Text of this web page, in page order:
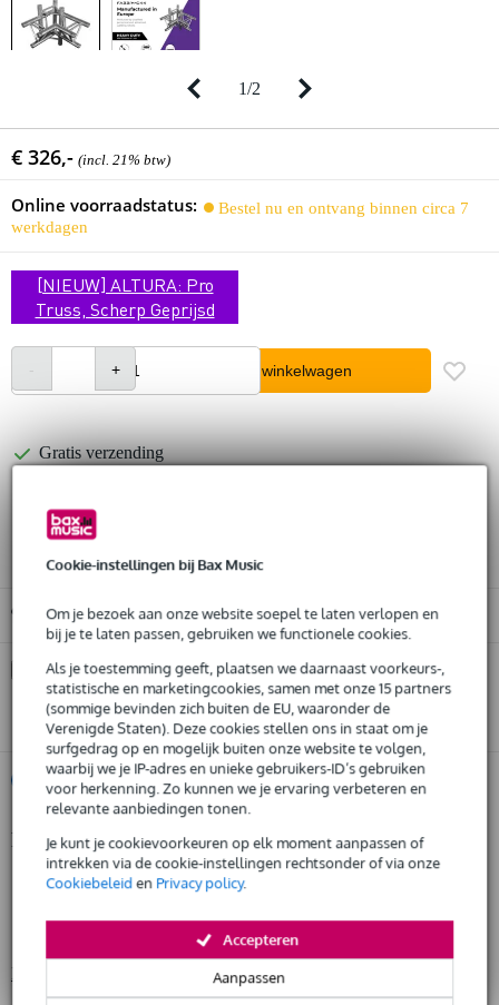
Cookie-instellingen bij Bax Music
Om je bezoek aan onze website soepel te laten verlopen en
bij je te laten passen, gebruiken we functionele cookies.
Als je toestemming geeft, plaatsen we daarnaast voorkeurs-,
statistische en marketingcookies, samen met onze 15 partners
(sommige bevinden zich buiten de EU, waaronder de
Verenigde Staten). Deze cookies stellen ons in staat om je
surfgedrag op en mogelijk buiten onze website te volgen,
waarbij we je IP-adres en unieke gebruikers-ID’s gebruiken
voor herkenning. Zo kunnen we je ervaring verbeteren en
relevante aanbiedingen tonen.
Je kunt je cookievoorkeuren op elk moment aanpassen of
intrekken via de cookie-instellingen rechtsonder of via onze
Cookiebeleiden Privacy policy.
Aanpassen
Accepteren
1/2
€ 326,- (incl. 21% btw)
Online voorraadstatus:
Bestel nu en ontvang binnen circa 7
werkdagen
[NIEUW] ALTURA: Pro
Truss, Scherp Geprijsd
In winkelwagen
Gratis verzending
3 jaar Bax Music garantie
Gratis ophalen in de winkel
Kies nu voor 2 jaar extra Bax Music garantie en meer
voordelen
€ 16,30 eenmalig
Huur dit product
Huur dit product al vanaf 23 euro per maand
Huur meerdere producten tegelijk: min. € 300,- en max.
€ 2.500,-
Al na 4 maanden maandelijks opzegbaar
De mogelijkheid om je product(en) met korting te kopen
Snelle vervanging door Bax Music bij een defect
Productinformatie
geproduceerd in Europa volgens strenge eisen
productie door gekwalificeerd personeel en geavanceerde lasrobots
Bekijk alle productspecificaties